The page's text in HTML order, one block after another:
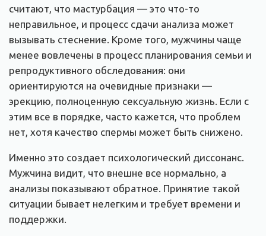
считают, что мастурбация — это что-то
неправильное, и процесс сдачи анализа может
вызывать стеснение. Кроме того, мужчины чаще
менее вовлечены в процесс планирования семьи и
репродуктивного обследования: они
ориентируются на очевидные признаки —
эрекцию, полноценную сексуальную жизнь. Если с
этим все в порядке, часто кажется, что проблем
нет, хотя качество спермы может быть снижено.
Именно это создает психологический диссонанс.
Мужчина видит, что внешне все нормально, а
анализы показывают обратное. Принятие такой
ситуации бывает нелегким и требует времени и
поддержки.